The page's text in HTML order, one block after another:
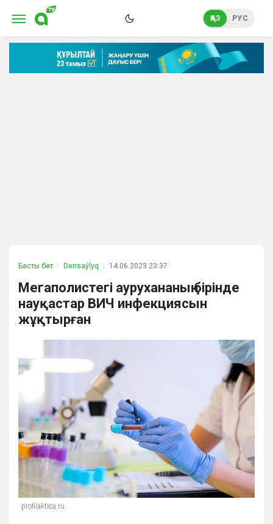
ҚАЗ РУС
Басты бет Densaýlyq 14.06.2023 23:37
Мегаполистегі аурухананың бірінде
науқастар ВИЧ инфекциясын
жұқтырған
profilaktica.ru